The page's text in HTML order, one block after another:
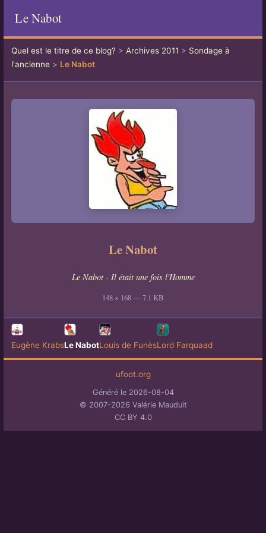
Le Nabot
Quel est le titre de ce blog?> Archives 2011 > Sondage à
l'ancienne> Le Nabot
Le Nabot
Le Nabot - Il était une fois l'Homme
148 × 168 — 7.1 KB
Eugène KrabsLe NabotLouis de FunèsLord Farquaad
ufoot.org
Généré le 2026-08-04
© 2007-2026 Valérie Mauduit
CC BY 4.0